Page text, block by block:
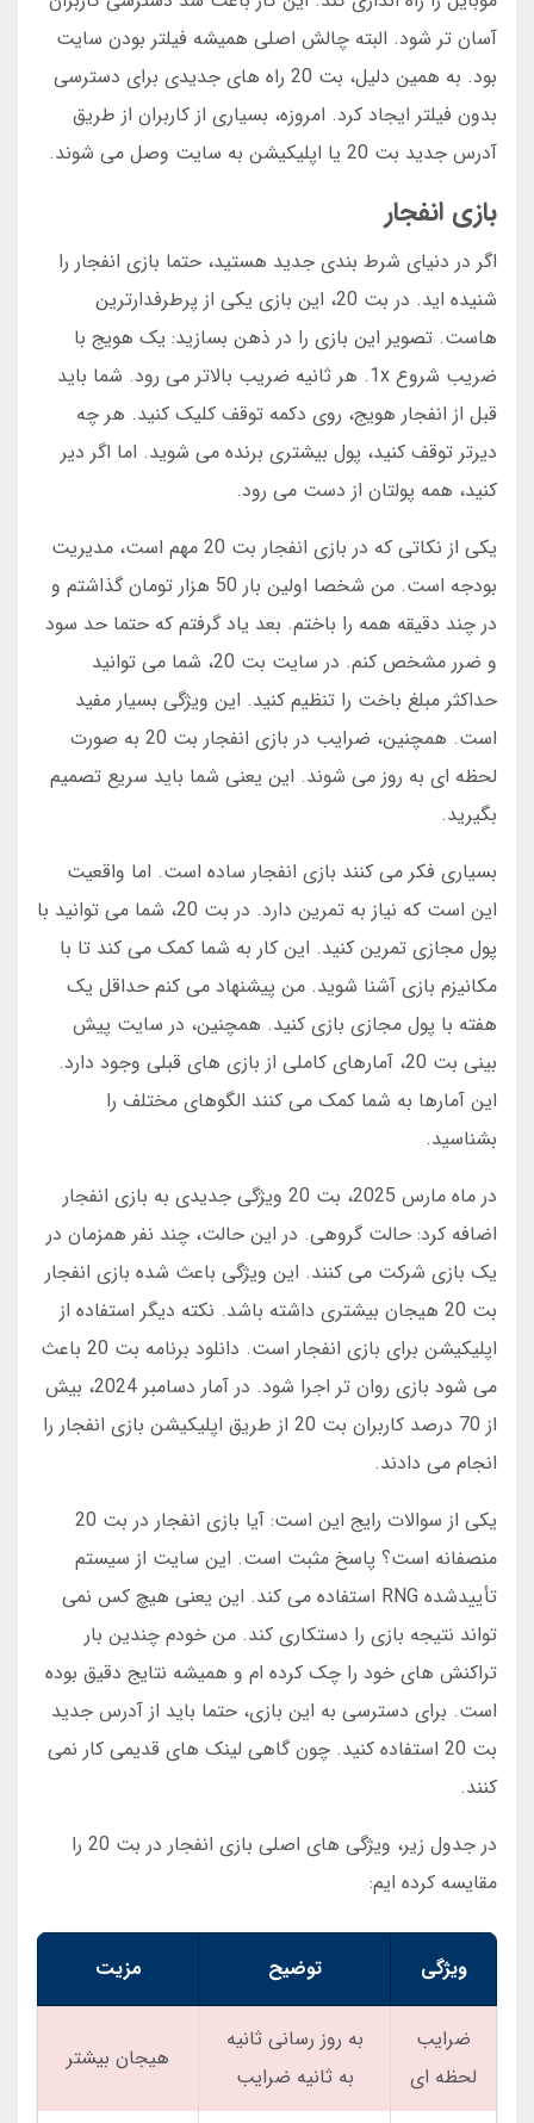
آسان تر شود. البته چالش اصلی همیشه فیلتر بودن سایت
بود. به همین دلیل، بت 20 راه های جدیدی برای دسترسی
بدون فیلتر ایجاد کرد. امروزه، بسیاری از کاربران از طریق
آدرس جدید بت 20 یا اپلیکیشن به سایت وصل می شوند.
بازی انفجار
اگر در دنیای شرط بندی جدید هستید، حتما بازی انفجار را
شنیده اید. در بت 20، این بازی یکی از پرطرفدارترین
هاست. تصویر این بازی را در ذهن بسازید: یک هویج با
ضریب شروع 1x. هر ثانیه ضریب بالاتر می رود. شما باید
قبل از انفجار هویج، روی دکمه توقف کلیک کنید. هر چه
دیرتر توقف کنید، پول بیشتری برنده می شوید. اما اگر دیر
کنید، همه پولتان از دست می رود.
یکی از نکاتی که در بازی انفجار بت 20 مهم است، مدیریت
بودجه است. من شخصا اولین بار 50 هزار تومان گذاشتم و
در چند دقیقه همه را باختم. بعد یاد گرفتم که حتما حد سود
و ضرر مشخص کنم. در سایت بت 20، شما می توانید
حداکثر مبلغ باخت را تنظیم کنید. این ویژگی بسیار مفید
است. همچنین، ضرایب در بازی انفجار بت 20 به صورت
لحظه ای به روز می شوند. این یعنی شما باید سریع تصمیم
بگیرید.
بسیاری فکر می کنند بازی انفجار ساده است. اما واقعیت
این است که نیاز به تمرین دارد. در بت 20، شما می توانید با
پول مجازی تمرین کنید. این کار به شما کمک می کند تا با
مکانیزم بازی آشنا شوید. من پیشنهاد می کنم حداقل یک
هفته با پول مجازی بازی کنید. همچنین، در سایت پیش
بینی بت 20، آمارهای کاملی از بازی های قبلی وجود دارد.
این آمارها به شما کمک می کنند الگوهای مختلف را
بشناسید.
در ماه مارس 2025، بت 20 ویژگی جدیدی به بازی انفجار
اضافه کرد: حالت گروهی. در این حالت، چند نفر همزمان در
یک بازی شرکت می کنند. این ویژگی باعث شده بازی انفجار
بت 20 هیجان بیشتری داشته باشد. نکته دیگر استفاده از
اپلیکیشن برای بازی انفجار است. دانلود برنامه بت 20 باعث
می شود بازی روان تر اجرا شود. در آمار دسامبر 2024، بیش
از 70 درصد کاربران بت 20 از طریق اپلیکیشن بازی انفجار را
انجام می دادند.
یکی از سوالات رایج این است: آیا بازی انفجار در بت 20
منصفانه است؟ پاسخ مثبت است. این سایت از سیستم
تأییدشده RNG استفاده می کند. این یعنی هیچ کس نمی
تواند نتیجه بازی را دستکاری کند. من خودم چندین بار
تراکنش های خود را چک کرده ام و همیشه نتایج دقیق بوده
است. برای دسترسی به این بازی، حتما باید از آدرس جدید
بت 20 استفاده کنید. چون گاهی لینک های قدیمی کار نمی
کنند.
در جدول زیر، ویژگی های اصلی بازی انفجار در بت 20 را
مقایسه کرده ایم:
ویژگی توضیح مزیت
ضرایب
لحظه ای
به روز رسانی ثانیه
به ثانیه ضرایب
هیجان بیشتر